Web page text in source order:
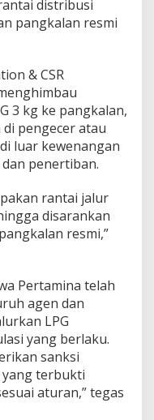
distribusi
pangkalan resmi
& CSR
3 kg ke pangkalan,
pengecer atau
luar kewenangan
penertiban.
rantai jalur
disarankan
resmi,”
Pertamina telah
agen dan
LPG
yang berlaku.
sanksi
terbukti
aturan,” tegas